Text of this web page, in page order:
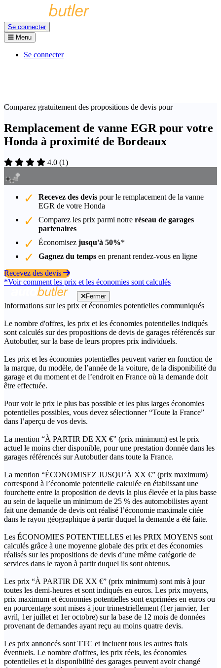
Se connecter
Menu
Se connecter
Comparez gratuitement des propositions de devis pour
Remplacement de vanne EGR pour votre
Honda à proximité de Bordeaux
4.0 (1)
Recevez des devis pour le remplacement de la vanne
EGR de votre Honda
Comparez les prix parmi notre réseau de garages
partenaires
Économisez jusqu'à 50%*
Gagnez du temps en prenant rendez-vous en ligne
Recevez des devis
*Voir comment les prix et les économies sont calculés
Fermer
Informations sur les prix et économies potentielles communiqués
Le nombre d'offres, les prix et les économies potentielles indiqués
sont calculés sur des propositions de devis de garages référencés sur
Autobutler, sur la base de leurs propres prix individuels.
Les prix et les économies potentielles peuvent varier en fonction de
la marque, du modèle, de l’année de la voiture, de la disponibilité du
garage et du moment et de l’endroit en France où la demande doit
être effectuée.
Pour voir le prix le plus bas possible et les plus larges économies
potentielles possibles, vous devez sélectionner “Toute la France”
dans l’aperçu de vos devis.
La mention “À PARTIR DE XX €” (prix minimum) est le prix
actuel le moins cher disponible, pour une prestation donnée dans les
garages référencés sur Autobutler dans toute la France.
La mention “ÉCONOMISEZ JUSQU’À XX €” (prix maximum)
correspond à l’économie potentielle calculée en établissant une
fourchette entre la proposition de devis la plus élevée et la plus basse
au sein de laquelle un minimum de 25 % des automobilistes ayant
fait une demande de devis ont réalisé l’économie maximale citée
dans le rayon géographique à partir duquel la demande a été faite.
Les ÉCONOMIES POTENTIELLES et les PRIX MOYENS sont
calculés grâce à une moyenne globale des prix et des économies
réalisés sur les propositions de devis d’une même catégorie de
services dans le rayon à partir duquel ils sont obtenus.
Les prix “À PARTIR DE XX €” (prix minimum) sont mis à jour
toutes les demi-heures et sont indiqués en euros. Les prix moyens,
prix maximum et économies potentielles sont exprimées en euros ou
en pourcentage sont mises à jour trimestriellement (1er janvier, 1er
avril, 1er juillet et 1er octobre) sur la base de 12 mois de données
provenant de demandes ayant reçu au moins quatre devis.
Les prix annoncés sont TTC et incluent tous les autres frais
éventuels. Le nombre d'offres, les prix réels, les économies
potentielles et la disponibilité des garages peuvent avoir changé